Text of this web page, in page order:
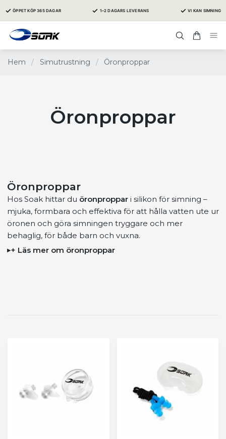
✓ ÖPPET KÖP 365 DAGAR ✓ 1–2 DAGARS LEVERANS ✓ VI KAN SIMNING
Hem / Simutrustning / Öronproppar
Öronproppar
Öronproppar
Hos Soak hittar du öronproppar i silikon för simning –
mjuka, formbara och effektiva för att hålla vatten ute ur
öronen och göra simningen tryggare och mer
behaglig, för både barn och vuxna.
+ Läs mer om öronproppar